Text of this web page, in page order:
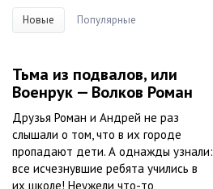
Новые Популярные
Тьма из подвалов, или
Военрук — Волков Роман
Друзья Роман и Андрей не раз
слышали о том, что в их городе
пропадают дети. А однажды узнали:
все исчезнувшие ребята учились в
их школе! Неужели что-то